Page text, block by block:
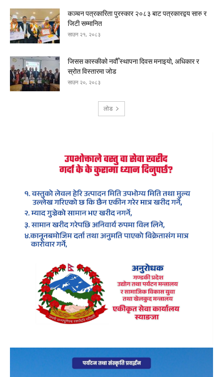
कञ्चन पत्रकारिता पुरस्कार २०८३ बाट पत्रकारद्वय सारु र
जिटी सम्मानित
साउन २१, २०८३
जिसस कास्कीको नवौँ स्थापना दिवस मनाइयो, अधिकार र
स्रोत विस्तारमा जोड
साउन २०, २०८३
लोड